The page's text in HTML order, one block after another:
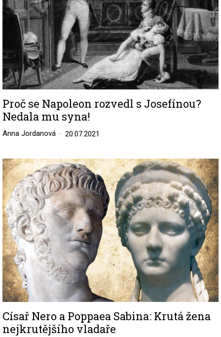
Proč se Napoleon rozvedl s Josefínou?
Nedala mu syna!
Anna Jordanová 20.07.2021
Image
Císař Nero a Poppaea Sabina: Krutá žena
nejkrutějšího vladaře